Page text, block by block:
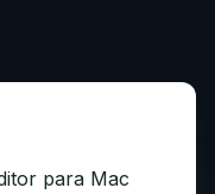
para Mac